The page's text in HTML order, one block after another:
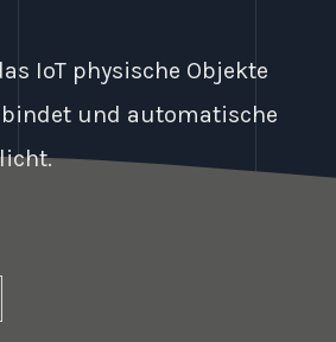
IoT physische Objekte
und automatische